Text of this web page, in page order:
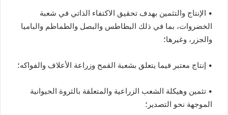
• الإنتاج والتثمين بهدف تحقيق الاكتفاء الذاتي في شعبة
الخضروات، بما في ذلك البطاطس والبصل والطماطم والباميا
والجزر، وغيرها؛
• إنتاج معتبر فيما يتعلق بشعبة القمح وزراعة الأعلاف والفواكه؛
• تثمين وهيكلة الشعب الزراعية والمتعلقة بالثروة الحيوانية
الموجهة نحو التصدير؛